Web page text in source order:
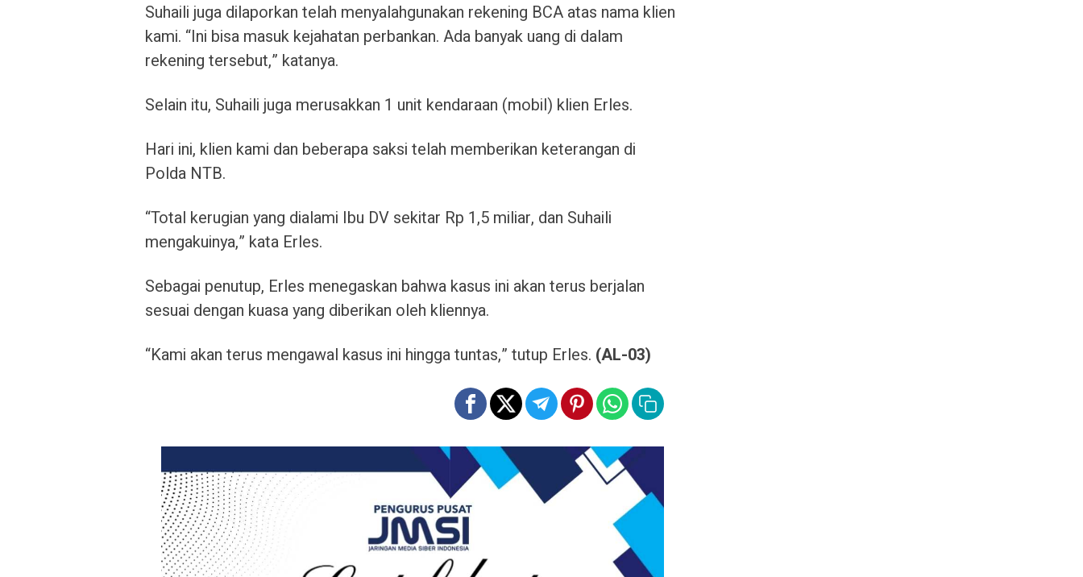
Suhaili juga dilaporkan telah menyalahgunakan rekening BCA atas nama klien
kami. “Ini bisa masuk kejahatan perbankan. Ada banyak uang di dalam
rekening tersebut,” katanya.
Selain itu, Suhaili juga merusakkan 1 unit kendaraan (mobil) klien Erles.
Hari ini, klien kami dan beberapa saksi telah memberikan keterangan di
Polda NTB.
“Total kerugian yang dialami Ibu DV sekitar Rp 1,5 miliar, dan Suhaili
mengakuinya,” kata Erles.
Sebagai penutup, Erles menegaskan bahwa kasus ini akan terus berjalan
sesuai dengan kuasa yang diberikan oleh kliennya.
“Kami akan terus mengawal kasus ini hingga tuntas,” tutup Erles. (AL-03)